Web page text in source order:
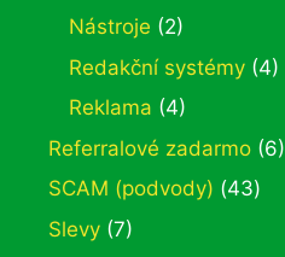
Nástroje (2)
Redakční systémy (4)
Reklama (4)
Referralové zadarmo (6)
SCAM (podvody) (43)
Slevy (7)